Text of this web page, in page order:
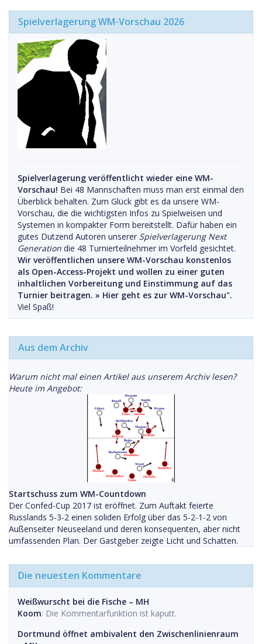
Spielverlagerung WM-Vorschau 2026
Spielverlagerung veröffentlicht wieder eine WM-
Vorschau! Bei 48 Mannschaften muss man erst einmal den
Überblick behalten. Zum Glück gibt es da unsere WM-
Vorschau, die die wichtigsten Infos zu Spielweisen und
Systemen in kompakter Form bereitstellt. Dafür haben ein
gutes Dutzend Autoren unserer Spielverlagerung Next
Generation die 48 Turnierteilnehmer im Vorfeld gesichtet.
Wir veröffentlichen unsere WM-Vorschau konstenlos
als Open-Access-Projekt und wollen zu einer guten
inhaltlichen Vorbereitung und Einstimmung auf das
Turnier beitragen. » Hier geht es zur WM-Vorschau".
Viel Spaß!
Aus dem Archiv
Warum nicht mal einen Artikel aus unserem Archiv lesen?
Heute im Angebot:
Startschuss zum WM-Countdown
Der Confed-Cup 2017 ist eröffnet. Zum Auftakt feierte
Russlands 5-3-2 einen soliden Erfolg über das 5-2-1-2 von
Außenseiter Neuseeland und deren konsequenten, aber nicht
umfassenden Plan. Der Gastgeber zeigte Licht und Schatten.
Die neuesten Kommentare
Weißwurscht bei die Fische – MH
Koom: Die Kommentarfunktion ist kaputt.
Dortmund öffnet ambivalent den Zwischenlinienraum